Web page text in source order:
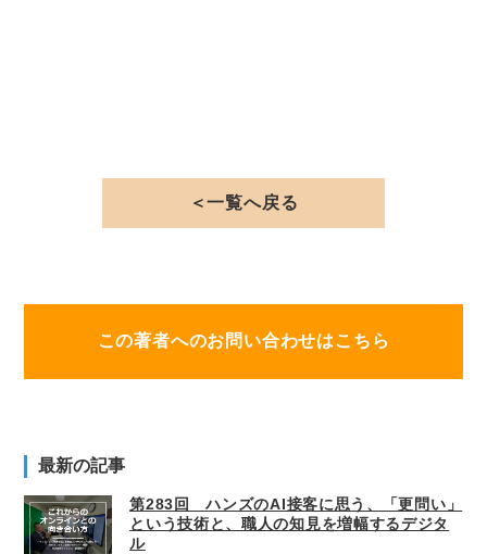
＜一覧へ戻る
この著者へのお問い合わせはこちら
最新の記事
第283回 ハンズのAI接客に思う、「更問い」
という技術と、職人の知見を増幅するデジタ
ル